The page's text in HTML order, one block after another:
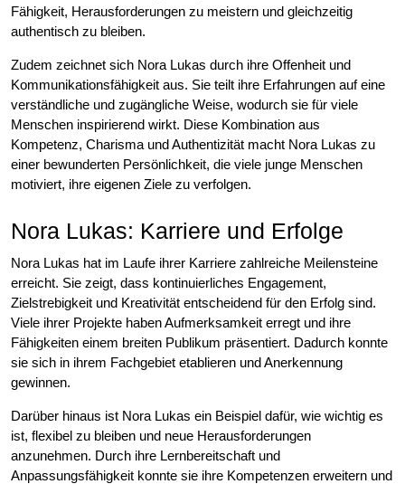
Fähigkeit, Herausforderungen zu meistern und gleichzeitig
authentisch zu bleiben.
Zudem zeichnet sich Nora Lukas durch ihre Offenheit und
Kommunikationsfähigkeit aus. Sie teilt ihre Erfahrungen auf eine
verständliche und zugängliche Weise, wodurch sie für viele
Menschen inspirierend wirkt. Diese Kombination aus
Kompetenz, Charisma und Authentizität macht Nora Lukas zu
einer bewunderten Persönlichkeit, die viele junge Menschen
motiviert, ihre eigenen Ziele zu verfolgen.
Nora Lukas: Karriere und Erfolge
Nora Lukas hat im Laufe ihrer Karriere zahlreiche Meilensteine
erreicht. Sie zeigt, dass kontinuierliches Engagement,
Zielstrebigkeit und Kreativität entscheidend für den Erfolg sind.
Viele ihrer Projekte haben Aufmerksamkeit erregt und ihre
Fähigkeiten einem breiten Publikum präsentiert. Dadurch konnte
sie sich in ihrem Fachgebiet etablieren und Anerkennung
gewinnen.
Darüber hinaus ist Nora Lukas ein Beispiel dafür, wie wichtig es
ist, flexibel zu bleiben und neue Herausforderungen
anzunehmen. Durch ihre Lernbereitschaft und
Anpassungsfähigkeit konnte sie ihre Kompetenzen erweitern und